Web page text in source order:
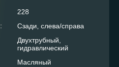
228
Сзади, слева/справа
Двухтрубный,
гидравлический
Масляный